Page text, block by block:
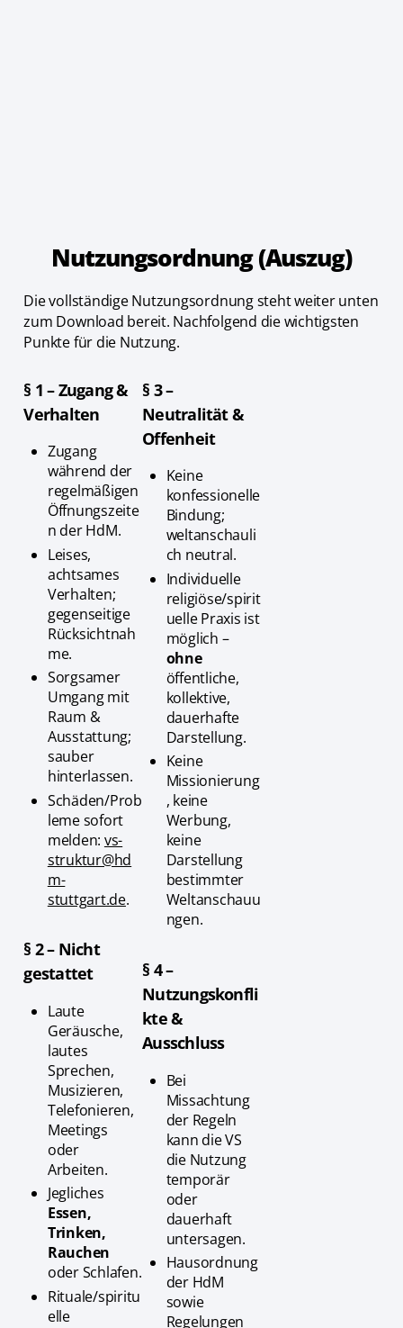
Nutzungsordnung (Auszug)
Die vollständige Nutzungsordnung steht weiter unten
zum Download bereit. Nachfolgend die wichtigsten
Punkte für die Nutzung.
§ 1 – Zugang &
Verhalten
Zugang
während der
regelmäßigen
Öffnungszeite
n der HdM.
Leises,
achtsames
Verhalten;
gegenseitige
Rücksichtnah
me.
Sorgsamer
Umgang mit
Raum &
Ausstattung;
sauber
hinterlassen.
Schäden/Prob
leme sofort
melden: vs-
struktur@hd
m-
stuttgart.de.
§ 2 – Nicht
gestattet
Laute
Geräusche,
lautes
Sprechen,
Musizieren,
Telefonieren,
Meetings
oder
Arbeiten.
Jegliches
Essen,
Trinken,
Rauchen
oder Schlafen.
Rituale/spiritu
elle
§ 3 –
Neutralität &
Offenheit
Keine
konfessionelle
Bindung;
weltanschauli
ch neutral.
Individuelle
religiöse/spirit
uelle Praxis ist
möglich –
ohne
öffentliche,
kollektive,
dauerhafte
Darstellung.
Keine
Missionierung
, keine
Werbung,
keine
Darstellung
bestimmter
Weltanschauu
ngen.
§ 4 –
Nutzungskonfli
kte &
Ausschluss
Bei
Missachtung
der Regeln
kann die VS
die Nutzung
temporär
oder
dauerhaft
untersagen.
Hausordnung
der HdM
sowie
Regelungen